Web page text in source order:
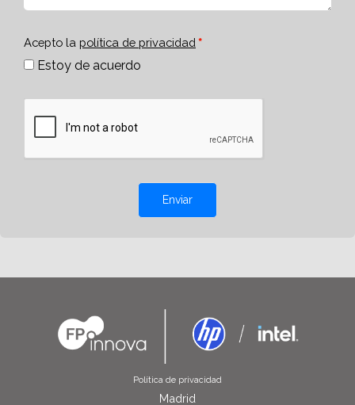
Acepto la política de privacidad
Estoy de acuerdo
Enviar
Política de privacidad
Madrid